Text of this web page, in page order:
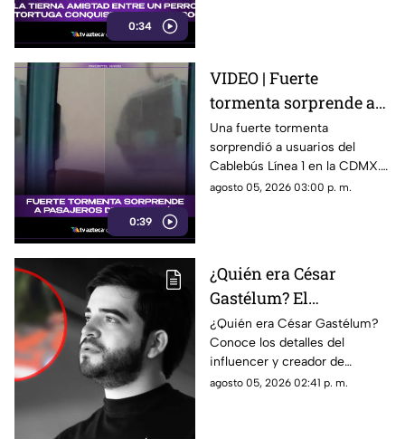
0:34
0:39
VIDEO | Fuerte
tormenta sorprende a
pasajeros del Cablebús
de la Línea 1 en la
Ciudad de México: así
vivieron el momento
Una fuerte tormenta
sorprendió a usuarios del
Cablebús Línea 1 en la CDMX.
El momento fue captado en
agosto 05, 2026 03:00 p. m.
¿Quién era César
Gastélum? El
influencer 4s3s1n4d0
mientras realizaba una
transmisión en vivo en
Sinaloa
¿Quién era César Gastélum?
Conoce los detalles del
influencer y creador de
contenido que fue asesinado
agosto 05, 2026 02:41 p. m.